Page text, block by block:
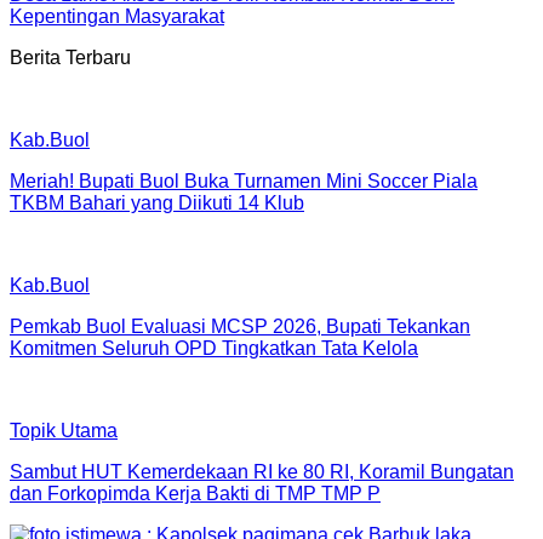
Kepentingan Masyarakat
Berita Terbaru
Kab.Buol
Meriah! Bupati Buol Buka Turnamen Mini Soccer Piala
TKBM Bahari yang Diikuti 14 Klub
Kab.Buol
Pemkab Buol Evaluasi MCSP 2026, Bupati Tekankan
Komitmen Seluruh OPD Tingkatkan Tata Kelola
Topik Utama
Sambut HUT Kemerdekaan RI ke 80 RI, Koramil Bungatan
dan Forkopimda Kerja Bakti di TMP TMP P